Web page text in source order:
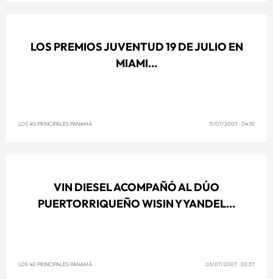
LOS PREMIOS JUVENTUD 19 DE JULIO EN
MIAMI...
LOS 40 PRINCIPALES PANAMÁ 11/07/2007 04:10
VIN DIESEL ACOMPAÑÓ AL DÚO
PUERTORRIQUEÑO WISIN Y YANDEL...
LOS 40 PRINCIPALES PANAMÁ 03/07/2007 02:37